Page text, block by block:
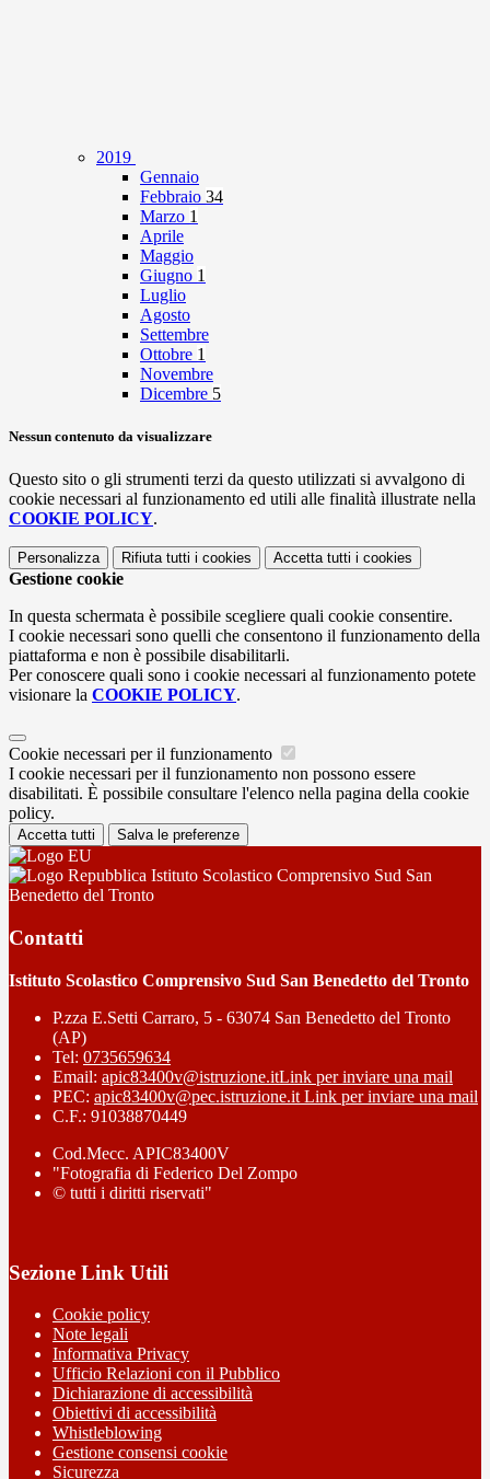
2019
Gennaio
Febbraio 34
Marzo 1
Aprile
Maggio
Giugno 1
Luglio
Agosto
Settembre
Ottobre 1
Novembre
Dicembre 5
Nessun contenuto da visualizzare
Questo sito o gli strumenti terzi da questo utilizzati si avvalgono di
cookie necessari al funzionamento ed utili alle finalità illustrate nella
COOKIE POLICY.
Personalizza Rifiuta tutti i cookies Accetta tutti i cookies
Gestione cookie
In questa schermata è possibile scegliere quali cookie consentire.
I cookie necessari sono quelli che consentono il funzionamento della
piattaforma e non è possibile disabilitarli.
Per conoscere quali sono i cookie necessari al funzionamento potete
visionare la COOKIE POLICY.
Cookie necessari per il funzionamento
I cookie necessari per il funzionamento non possono essere
disabilitati. È possibile consultare l'elenco nella pagina della cookie
policy.
Accetta tutti Salva le preferenze
Istituto Scolastico Comprensivo Sud San
Benedetto del Tronto
Contatti
Istituto Scolastico Comprensivo Sud San Benedetto del Tronto
P.zza E.Setti Carraro, 5 - 63074 San Benedetto del Tronto
(AP)
Tel: 0735659634
Email: apic83400v@istruzione.itLink per inviare una mail
PEC: apic83400v@pec.istruzione.it Link per inviare una mail
C.F.: 91038870449
Cod.Mecc. APIC83400V
"Fotografia di Federico Del Zompo
© tutti i diritti riservati"
Sezione Link Utili
Cookie policy
Note legali
Informativa Privacy
Ufficio Relazioni con il Pubblico
Dichiarazione di accessibilità
Obiettivi di accessibilità
Whistleblowing
Gestione consensi cookie
Sicurezza